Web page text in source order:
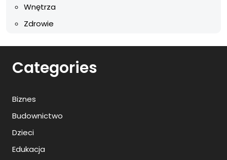
Wnętrza
Zdrowie
Categories
Biznes
Budownictwo
Dzieci
Edukacja